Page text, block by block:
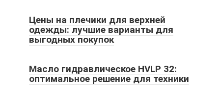
Цены на плечики для верхней
одежды: лучшие варианты для
выгодных покупок
Масло гидравлическое HVLP 32:
оптимальное решение для техники